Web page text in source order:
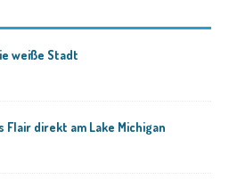
weiße Stadt
direkt am Lake Michigan